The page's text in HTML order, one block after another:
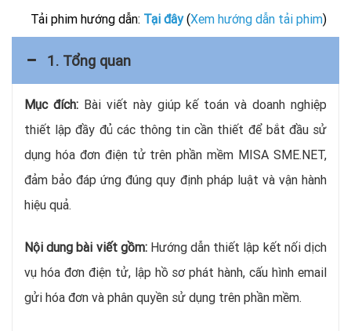
Tải phim hướng dẫn: Tại đây(Xem hướng dẫn tải phim)
1. Tổng quan
Mục đích:Bài viết này giúp kế toán và doanh nghiệp
thiết lập đầy đủ các thông tin cần thiết để bắt đầu sử
dụng hóa đơn điện tử trên phần mềm MISA SME.NET,
đảm bảo đáp ứng đúng quy định pháp luật và vận hành
hiệu quả.
Nội dung bài viết gồm:Hướng dẫn thiết lập kết nối dịch
vụ hóa đơn điện tử, lập hồ sơ phát hành, cấu hình email
gửi hóa đơn và phân quyền sử dụng trên phần mềm.